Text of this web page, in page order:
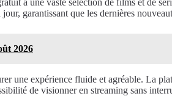
garantissant que les dernières
2026
une expérience fluide et agréable. La
de visionner en streaming sans